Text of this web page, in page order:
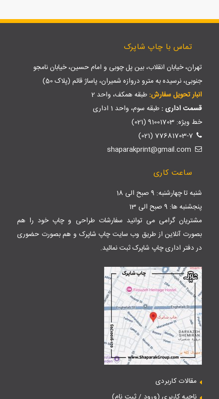
تماس با چاپ شاپرک
تهران، خیابان انقلاب، بین پل چوبی و امام حسین، خیابان نامجو
جنوبی، نرسیده به مترو دروازه شمیران، پاساژ قائم (پلاک 50)
انبار تحویل سفارش: طبقه همکف، واحد 2
قسمت اداری : طبقه سوم، واحد 1 اداری
خط ویژه: 91001703 (021)
77681703-7 (021)
ساعت کاری
شنبه تا چهارشنبه: 9 صبح الی 18
پنجشنبه ها: 9 صبح الی 13
مشتریان گرامی می توانید سفارشات طراحی و چاپ خود را هم
بصورت آنلاین از طریق وب سایتچاپ شاپرک و هم بصورت حضوری
در دفتر اداری چاپ شاپرک ثبت نمائید.
مقالات کاربردی